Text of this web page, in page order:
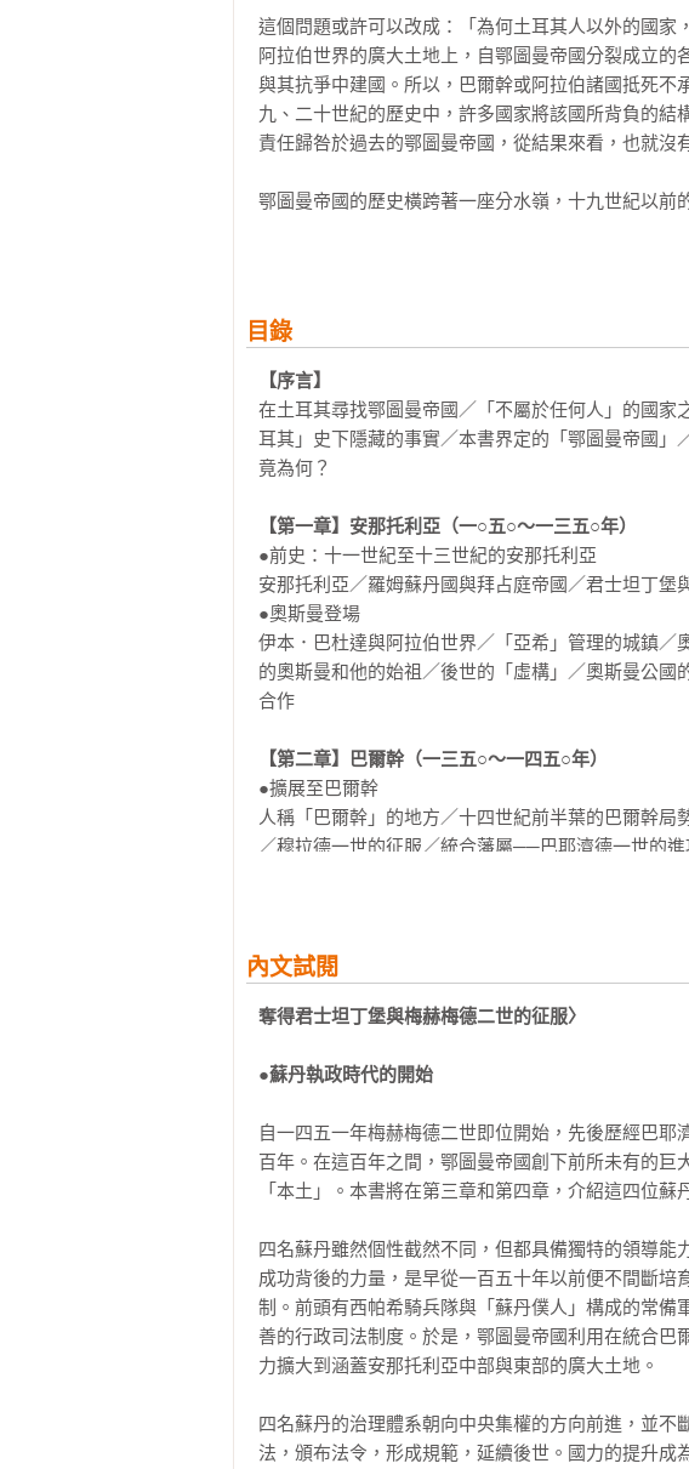
這個問題或許可以改成：「為何土耳其人以外的國家
阿拉伯世界的廣大土地上，自鄂圖曼帝國分裂成立
與其抗爭中建國。所以，巴爾幹或阿拉伯諸國抵死
九、二十世紀的歷史中，許多國家將該國所背負的
責任歸咎於過去的鄂圖曼帝國，從結果來看，也就沒
鄂圖曼帝國的歷史橫跨著一座分水嶺，十九世紀以
時期。隨著光陰流轉，各民族紛紛自立國家，最後
依之處就在土耳其共和國。
■「不屬於任何人」的國家之「後裔」――
無法用現代「民族國家」的觀念理解的龐大帝國！
鄂圖曼帝國統合了具有多樣性的人口，帝國內生活模
若要刻意質問統治階層的民族歸屬問題，便只能說鄂
認同的成員所統治的國家。「奧斯曼人」的圈子裡，
人、波士尼亞人、阿爾巴尼亞人、馬其頓人、土耳其
民族、克里米亞韃靼人等等，其中也有少數的克羅埃
人統治，在此不具任何意義。
伊斯蘭法對帝國的穩定來說，有何重要意義？
的確，鄂圖曼帝國懸掛著伊斯蘭的旗幟，但那頂多
普世價值及戰場上的勝利。同樣的，基督教徒亦曾
法制體系，欣然接納具有威信的制度，有助於統治上
帝國中與伊斯蘭法毫無關聯的世俗規範，也能被包
如何統治非穆斯林的原則。
若從這個觀點看來，並非不能稱其為伊斯蘭帝國。但
小小的決策」究竟所謂何事。恐怕，將鄂圖曼帝國
的決策」的內涵。
從蘇丹到平民，各有豐富的享樂方式
在梅赫梅德二世、謝利姆一世、蘇雷曼一世等強大的
官人們支配的漫長時代，在彈性的帝國組織裡，伊斯
對象的頌詩比重逐漸加大。頌詩之所以發達，是因
係日益重要。
目錄
【序言】
在土耳其尋找鄂圖曼帝國／「不屬於任何人」的國家
耳其」史下隱藏的事實／本書界定的「鄂圖曼帝國
竟為何？
【第一章】安那托利亞（一○五○～一三五○年）
●前史：十一世紀至十三世紀的安那托利亞
安那托利亞／羅姆蘇丹國與拜占庭帝國／君士坦丁堡
●奧斯曼登場
伊本．巴杜達與阿拉伯世界／「亞希」管理的城鎮／
的奧斯曼和他的始祖／後世的「虛構」／奧斯曼公
合作
【第二章】巴爾幹（一三五○～一四五○年）
●擴展至巴爾幹
人稱「巴爾幹」的地方／十四世紀前半葉的巴爾幹
／穆拉德一世的征服／統合藩屬──巴耶濟德一世的
制──掌控農村的手法／稅收調查及分封授予
設置新軍／少年充軍／宮中培訓的「蘇丹僕人」
【第三章】蘇丹的旗下（一四五○～一五二○年）
蘇丹執政時代的開始／圍攻君士坦丁堡／君士坦丁
梅赫梅德二世的三十年征戰／繼承亞歷山大大帝的權
●巴耶濟德二世時期
變與掌權
●謝利姆一世的大征服
發兵薩法維朝／查爾德蘭之戰／攻占安那托利亞東南
【第四章】蘇雷曼一世時期（一五二○～一五六○年）
鄂圖曼帝國史上的蘇雷曼／任用伊柏拉罕／宮廷內
●與歐洲諸國的海陸爭霸戰
內文試閱
奪得君士坦丁堡與梅赫梅德二世的征服〉
●蘇丹執政時代的開始
自一四五一年梅赫梅德二世即位開始，先後歷經巴
百年。在這百年之間，鄂圖曼帝國創下前所未有的
「本土」。本書將在第三章和第四章，介紹這四位蘇
四名蘇丹雖然個性截然不同，但都具備獨特的領導
成功背後的力量，是早從一百五十年以前便不間斷
制。前頭有西帕希騎兵隊與「蘇丹僕人」構成的常備
善的行政司法制度。於是，鄂圖曼帝國利用在統合
力擴大到涵蓋安那托利亞中部與東部的廣大土地。
四名蘇丹的治理體系朝向中央集權的方向前進，並
法，頒布法令，形成規範，延續後世。國力的提升